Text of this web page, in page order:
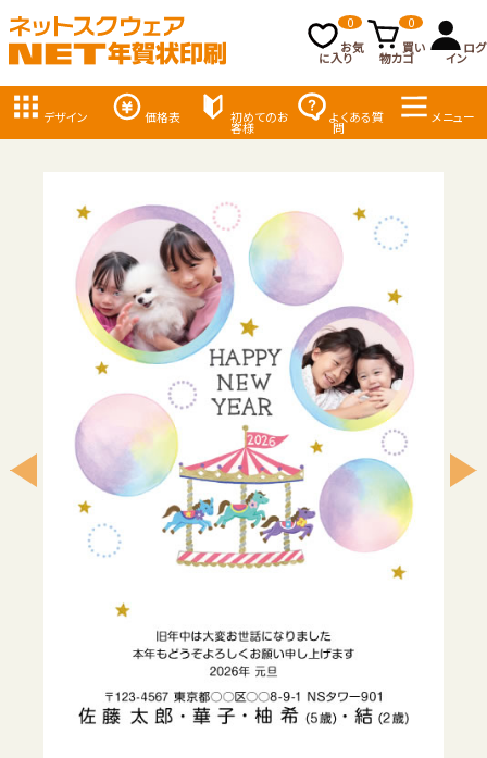
お気
に入り
0
買い
物カゴ
0
ログ
イン
デザイン 価格表 初めてのお
客様
よくある質
問
メニュー